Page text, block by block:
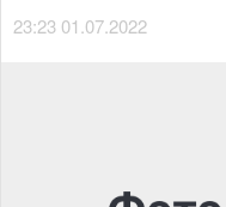
23:23 01.07.2022